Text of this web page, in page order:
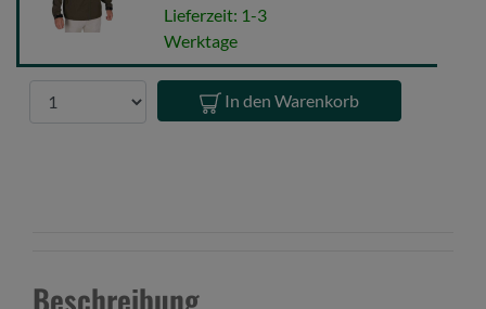
10K
jacket
-
Lieferzeit: 1-3
Werktage
In den Warenkorb
Beschreibung